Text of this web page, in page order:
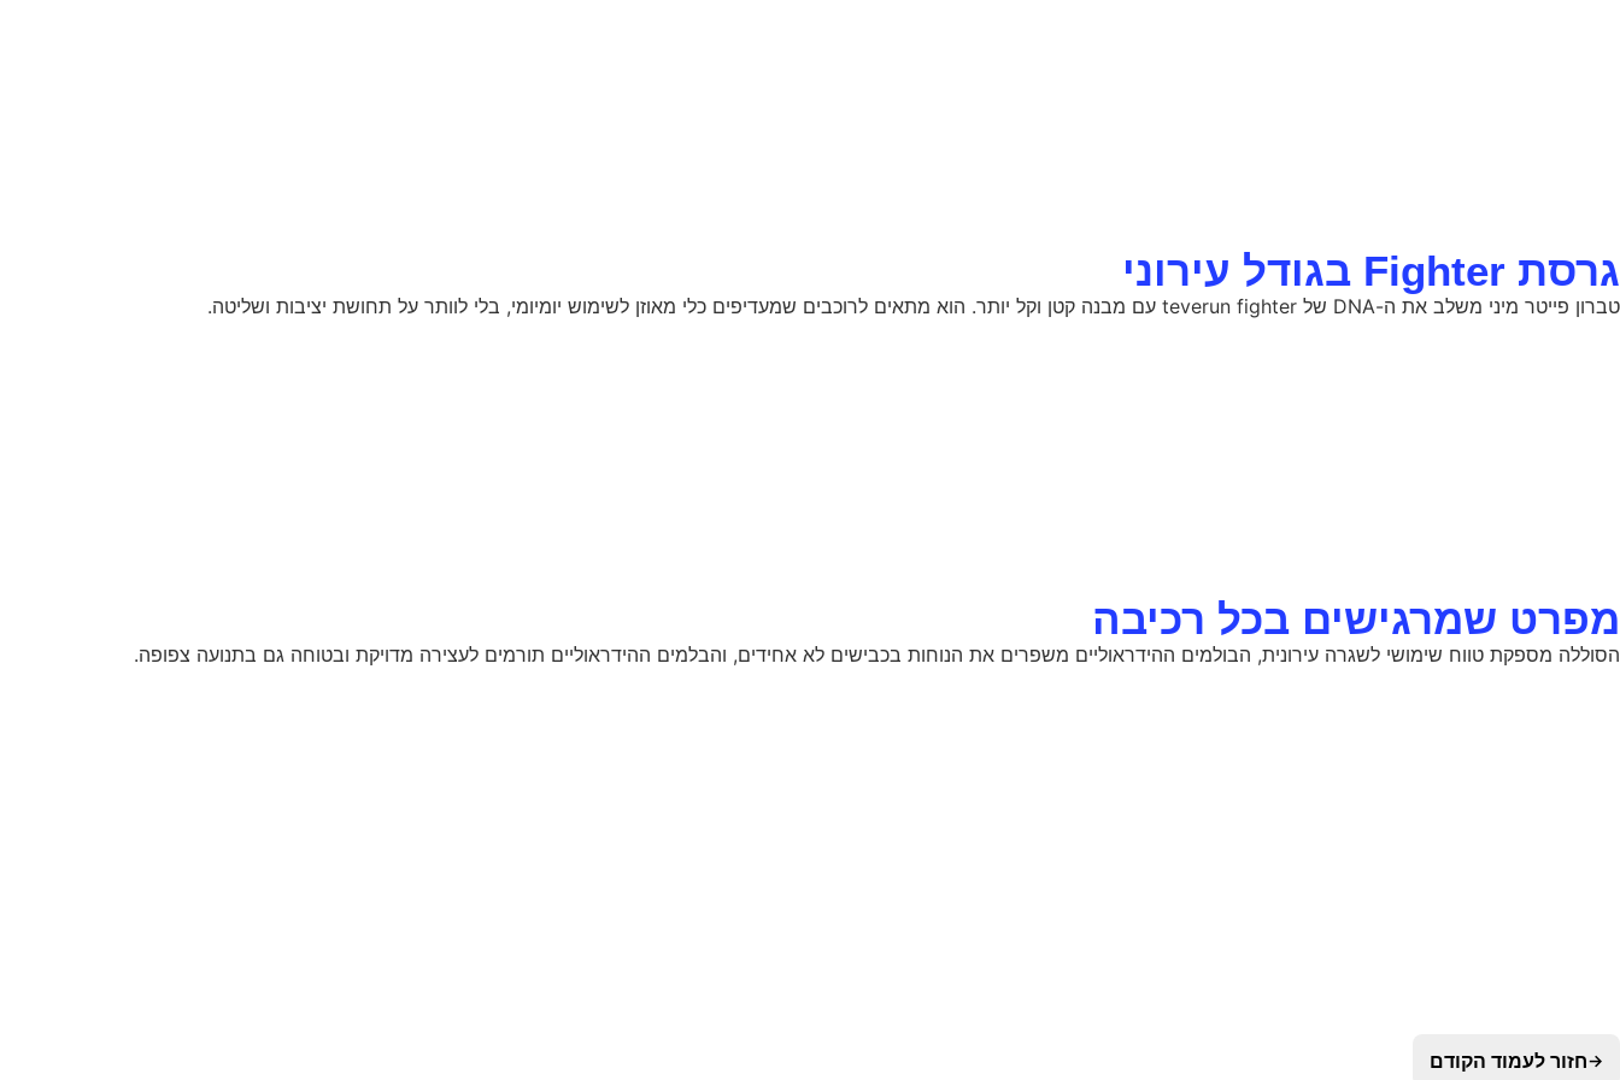
גרסת Fighter בגודל עירוני
טברון פייטר מיני משלב את ה-DNA של teverun fighter עם מבנה קטן וקל יותר. הוא מתאים לרוכבים שמעדיפים כלי מאוזן לשימוש יומיומי, בלי לוותר על תחושת יציבות ושליטה.
מפרט שמרגישים בכל רכיבה
הסוללה מספקת טווח שימושי לשגרה עירונית, הבולמים ההידראוליים משפרים את הנוחות בכבישים לא אחידים, והבלמים ההידראוליים תורמים לעצירה מדויקת ובטוחה גם בתנועה צפופה.
→חזור לעמוד הקודם